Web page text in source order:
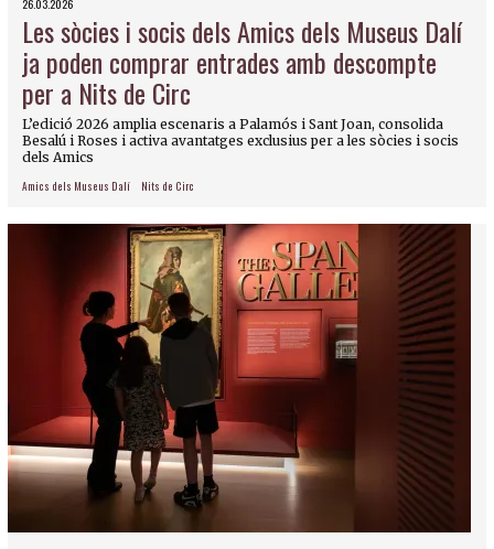
26.03.2026
Les sòcies i socis dels Amics dels Museus Dalí
ja poden comprar entrades amb descompte
per a Nits de Circ
L’edició 2026 amplia escenaris a Palamós i Sant Joan, consolida
Besalú i Roses i activa avantatges exclusius per a les sòcies i socis
dels Amics
Amics dels Museus Dalí Nits de Circ